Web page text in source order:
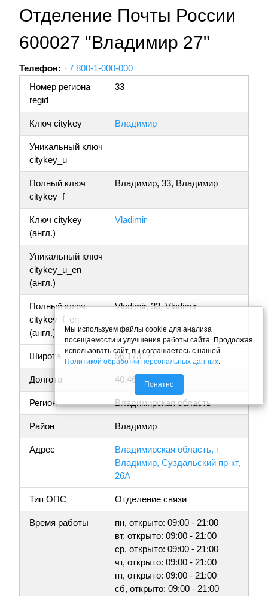
Отделение Почты России
600027 "Владимир 27"
Телефон: +7 800-1-000-000
Номер региона
regid
33
Ключ citykey Владимир
Уникальный ключ
citykey_u
Полный ключ
citykey_f
Владимир, 33, Владимир
Ключ citykey
(англ.)
Vladimir
Уникальный ключ
citykey_u_en
(англ.)
Полный ключ
citykey_f_en
(англ.)
Vladimir, 33, Vladimir
Широта 56.173177
Долгота 40.461010
Регион Владимирская область
Район Владимир
Адрес
Владимирская область, г
Владимир, Суздальский пр-кт,
26А
Тип ОПС Отделение связи
Время работы
пн, открыто: 09:00 - 21:00
вт, открыто: 09:00 - 21:00
ср, открыто: 09:00 - 21:00
чт, открыто: 09:00 - 21:00
пт, открыто: 09:00 - 21:00
сб, открыто: 09:00 - 21:00
Мы используем файлы cookie для анализа
посещаемости и улучшения работы сайта. Продолжая
использовать сайт, вы соглашаетесь с нашей
Политикой обработки персональных данных
Понятно